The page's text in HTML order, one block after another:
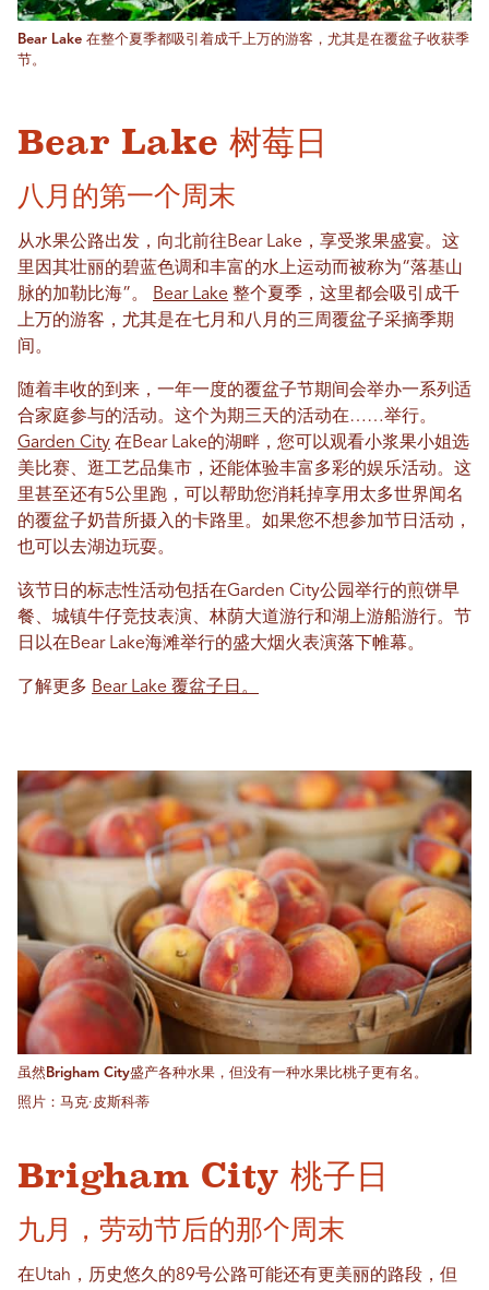
Bear Lake 在整个夏季都吸引着成千上万的游客，尤其是在覆盆子收获季
节。
Bear Lake 树莓日
八月的第一个周末
从水果公路出发，向北前往Bear Lake，享受浆果盛宴。这
里因其壮丽的碧蓝色调和丰富的水上运动而被称为“落基山
脉的加勒比海”。
Bear Lake 整个夏季，这里都会吸引成千
上万的游客，尤其是在七月和八月的三周覆盆子采摘季期
间。
随着丰收的到来，一年一度的覆盆子节期间会举办一系列适
合家庭参与的活动。这个为期三天的活动在……举行。
Garden City 在Bear Lake的湖畔，您可以观看小浆果小姐选
美比赛、逛工艺品集市，还能体验丰富多彩的娱乐活动。这
里甚至还有5公里跑，可以帮助您消耗掉享用太多世界闻名
的覆盆子奶昔所摄入的卡路里。如果您不想参加节日活动，
也可以去湖边玩耍。
该节日的标志性活动包括在Garden City公园举行的煎饼早
餐、城镇牛仔竞技表演、林荫大道游行和湖上游船游行。节
日以在Bear Lake海滩举行的盛大烟火表演落下帷幕。
了解更多 Bear Lake 覆盆子日。
虽然Brigham City盛产各种水果，但没有一种水果比桃子更有名。
照片：马克·皮斯科蒂
Brigham City 桃子日
九月，劳动节后的那个周末
在Utah，历史悠久的89号公路可能还有更美丽的路段，但